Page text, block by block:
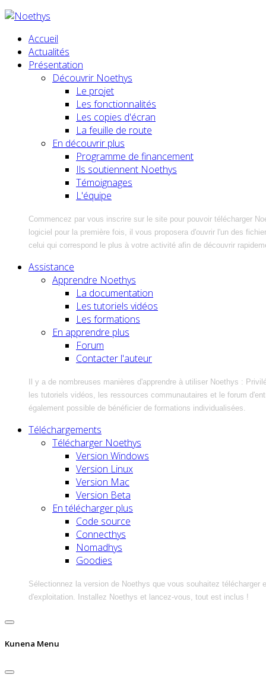
Accueil
Actualités
Présentation
Découvrir Noethys
Le projet
Les fonctionnalités
Les copies d'écran
La feuille de route
En découvrir plus
Programme de financement
Ils soutiennent Noethys
Témoignages
L'équipe
Commencez par vous inscrire sur le site pour pouvoir télécharger
logiciel pour la première fois, il vous proposera d'ouvrir l'un des
celui qui correspond le plus à votre activité afin de découvrir
Assistance
Apprendre Noethys
La documentation
Les tutoriels vidéos
Les formations
En apprendre plus
Forum
Contacter l'auteur
Il y a de nombreuses manières d'apprendre à utiliser Noethys :
les tutoriels vidéos, les ressources communautaires et le forum
également possible de bénéficier de formations individualisées.
Téléchargements
Télécharger Noethys
Version Windows
Version Linux
Version Mac
Version Beta
En télécharger plus
Code source
Connecthys
Nomadhys
Goodies
Sélectionnez la version de Noethys que vous souhaitez télécharger
d'exploitation. Installez Noethys et lancez-vous, tout est inclus !
Kunena Menu